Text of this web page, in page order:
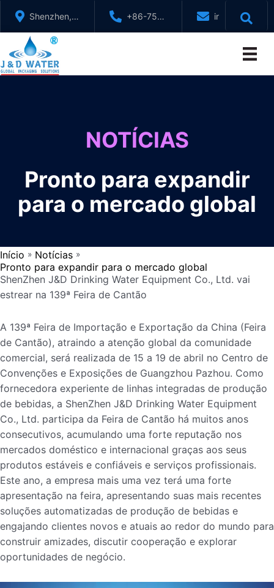
para
conteúdo
Shenzhen,
GuangDong,
China
+86-755-
88321071
NOTÍCIAS
Pronto para expandir
para o mercado global
Início » Notícias »
Pronto para expandir para o mercado global
ShenZhen J&D Drinking Water Equipment Co., Ltd. vai
estrear na 139ª Feira de Cantão
A 139ª Feira de Importação e Exportação da China (Feira
de Cantão), atraindo a atenção global da comunidade
comercial, será realizada de 15 a 19 de abril no Centro de
Convenções e Exposições de Guangzhou Pazhou. Como
fornecedora experiente de linhas integradas de produção
de bebidas, a ShenZhen J&D Drinking Water Equipment
Co., Ltd. participa da Feira de Cantão há muitos anos
consecutivos, acumulando uma forte reputação nos
mercados doméstico e internacional graças aos seus
produtos estáveis e confiáveis e serviços profissionais.
Este ano, a empresa mais uma vez terá uma forte
apresentação na feira, apresentando suas mais recentes
soluções automatizadas de produção de bebidas e
engajando clientes novos e atuais ao redor do mundo para
construir amizades, discutir cooperação e explorar
oportunidades de negócio.